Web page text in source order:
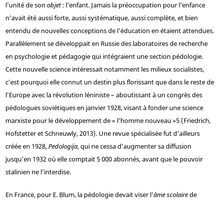
l’unité de son objet: l’enfant. Jamais la préoccupation pour l’enfance
n’avait été aussi forte, aussi systématique, aussi complète, et bien
entendu de nouvelles conceptions de l’éducation en étaient attendues.
Parallèlement se développait en Russie des laboratoires de recherche
en psychologie et pédagogie qui intégraient une section pédologie.
Cette nouvelle science intéressait notamment les milieux socialistes,
c’est pourquoi elle connut un destin plus florissant que dans le reste de
l’Europe avec la révolution léniniste – aboutissant à un congrès des
pédologues soviétiques en janvier 1928, visant à fonder une science
marxiste pour le développement de « l’homme nouveau »5(Friedrich,
Hofstetter et Schneuwly, 2013). Une revue spécialisée fut d’ailleurs
créée en 1928,Pedologija, qui ne cessa d’augmenter sa diffusion
jusqu’en 1932 où elle comptait 5 000 abonnés, avant que le pouvoir
stalinien ne l’interdise.
En France, pour E. Blum, la pédologie devait viser l’âme scolairede